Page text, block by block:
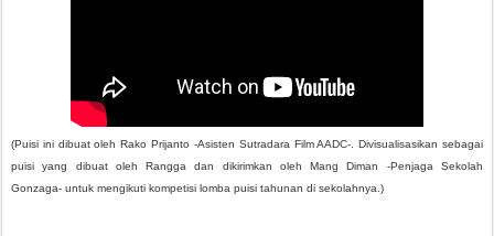
(Puisi ini dibuat oleh Rako Prijanto -Asisten Sutradara Film AADC-. Divisualisasikan sebagai
puisi yang dibuat oleh Rangga dan dikirimkan oleh Mang Diman -Penjaga Sekolah
Gonzaga- untuk mengikuti kompetisi lomba puisi tahunan di sekolahnya.)